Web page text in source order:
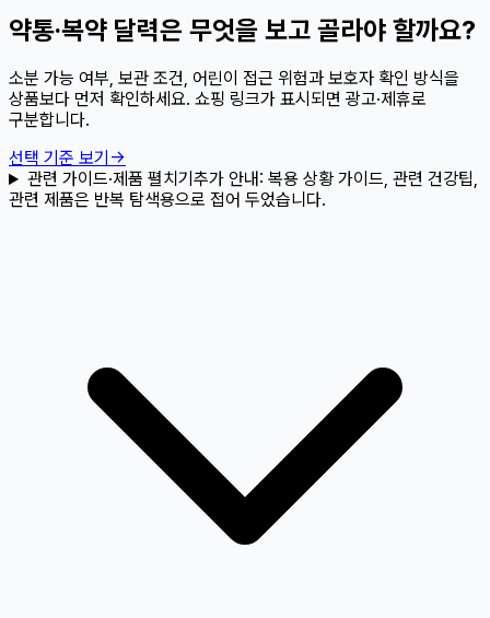
약통·복약 달력은 무엇을 보고 골라야 할까요?
소분 가능 여부, 보관 조건, 어린이 접근 위험과 보호자 확인 방식을
상품보다 먼저 확인하세요. 쇼핑 링크가 표시되면 광고·제휴로
구분합니다.
선택 기준 보기 →
관련 가이드·제품 펼치기추가 안내: 복용 상황 가이드, 관련 건강팁,
관련 제품은 반복 탐색용으로 접어 두었습니다.